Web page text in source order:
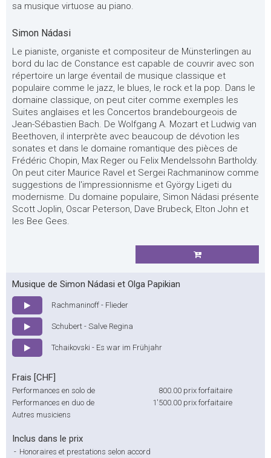
sa musique virtuose au piano.
Simon Nádasi
Le pianiste, organiste et compositeur de Münsterlingen au
bord du lac de Constance est capable de couvrir avec son
répertoire un large éventail de musique classique et
populaire comme le jazz, le blues, le rock et la pop. Dans le
domaine classique, on peut citer comme exemples les
Suites anglaises et les Concertos brandebourgeois de
Jean-Sébastien Bach. De Wolfgang A. Mozart et Ludwig van
Beethoven, il interprète avec beaucoup de dévotion les
sonates et dans le domaine romantique des pièces de
Frédéric Chopin, Max Reger ou Felix Mendelssohn Bartholdy.
On peut citer Maurice Ravel et Sergei Rachmaninow comme
suggestions de l'impressionnisme et György Ligeti du
modernisme. Du domaine populaire, Simon Nádasi présente
Scott Joplin, Oscar Peterson, Dave Brubeck, Elton John et
les Bee Gees.
Musique de Simon Nádasi et Olga Papikian
Rachmaninoff - Flieder
Schubert - Salve Regina
Tchaikovski - Es war im Frühjahr
Frais [CHF]
Performances en solo de 800.00 prix forfaitaire
Performances en duo de
1'500.00 prix forfaitaire
Autres musiciens
Inclus dans le prix
- Honoraires et prestations selon accord